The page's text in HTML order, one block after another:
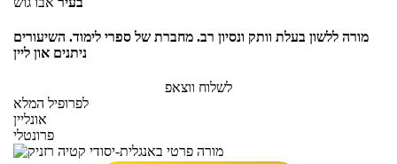
מורה ללשון בעלת וותק ונסיון רב. מחברת של ספרי לימוד. השיעורים
ניתנים און ליין
לשלוח ווצאפ
לפרופיל המלא
אונליין
פרונטלי